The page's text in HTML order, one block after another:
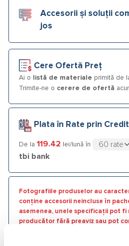
Accesorii și soluții
jos
Cere Ofertă Preț
Ai o listă de materiale primită de
Trimite-ne o cerere de ofertă
Plata în Rate prin
De la 119.42 lei/lună în
tbi bank
Fotografiile produselor au
conține accesorii neincluse în
asemenea, unele specificații pot
producător fără preaviz sau pot